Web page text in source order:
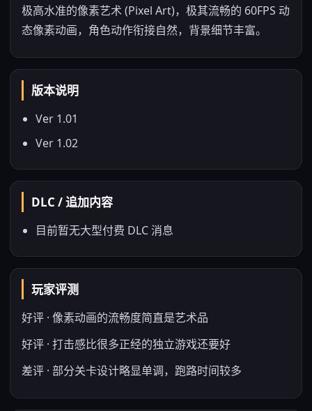
极高水准的像素艺术 (Pixel Art)，极其流畅的 60FPS 动
态像素动画，角色动作衔接自然，背景细节丰富。
版本说明
Ver 1.01
Ver 1.02
DLC / 追加内容
目前暂无大型付费 DLC 消息
玩家评测
好评 · 像素动画的流畅度简直是艺术品
好评 · 打击感比很多正经的独立游戏还要好
差评 · 部分关卡设计略显单调，跑路时间较多